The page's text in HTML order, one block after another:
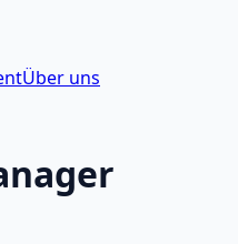
Über uns